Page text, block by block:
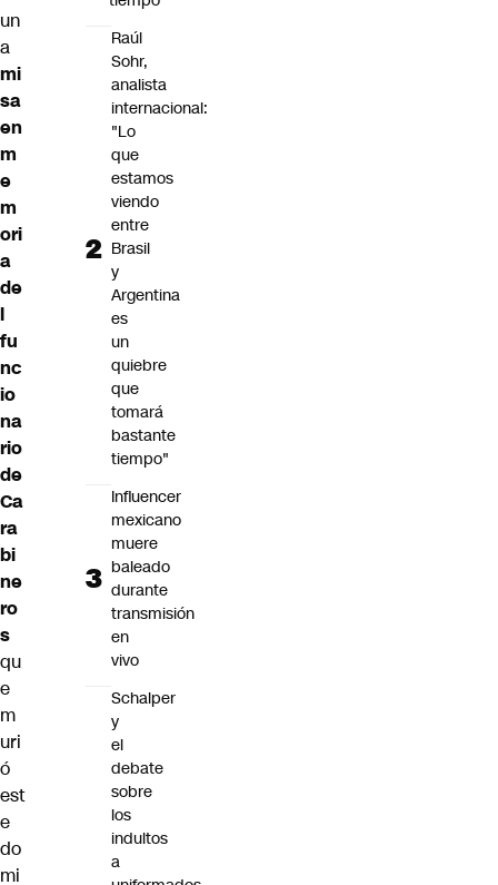
un
a
mi
sa
en
m
e
m
ori
a
de
l
fu
nc
io
na
rio
de
Ca
ra
bi
ne
ro
s
qu
e
m
uri
ó
est
e
do
mi
Raúl
Sohr,
analista
internacional:
"Lo
que
estamos
viendo
entre
Brasil
y
Argentina
es
un
quiebre
que
tomará
bastante
tiempo"
Influencer
mexicano
muere
baleado
durante
transmisión
en
vivo
Schalper
y
el
debate
sobre
los
indultos
a